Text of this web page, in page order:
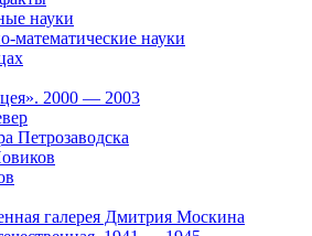
науки
математические науки
2000 — 2003
Петрозаводска
галерея Дмитрия Москина